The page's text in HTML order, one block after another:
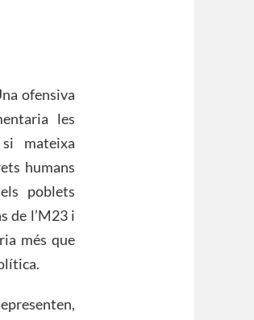
ofensiva
les
mateixa
humans
poblets
de l’M23 i
més que